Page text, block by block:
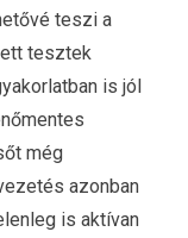
teszi a
tesztek
is jól
még
azonban
is aktívan